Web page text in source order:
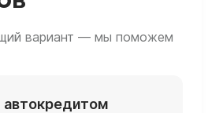
вариант — мы поможем
автокредитом